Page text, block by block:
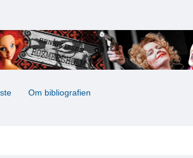
Om bibliografien